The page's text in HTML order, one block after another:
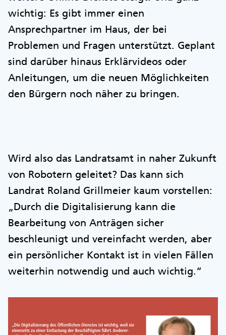
wichtig: Es gibt immer einen
Ansprechpartner im Haus, der bei
Problemen und Fragen unterstützt. Geplant
sind darüber hinaus Erklärvideos oder
Anleitungen, um die neuen Möglichkeiten
den Bürgern noch näher zu bringen.
Wird also das Landratsamt in naher Zukunft
von Robotern geleitet? Das kann sich
Landrat Roland Grillmeier kaum vorstellen:
„Durch die Digitalisierung kann die
Bearbeitung von Anträgen sicher
beschleunigt und vereinfacht werden, aber
ein persönlicher Kontakt ist in vielen Fällen
weiterhin notwendig und auch wichtig.“